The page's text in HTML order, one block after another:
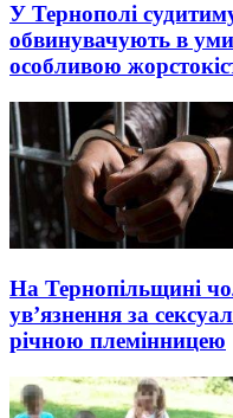
У Тернополі
обвинувачують в
особливою
На Тернопільщині
ув’язнення за
річною племінницею